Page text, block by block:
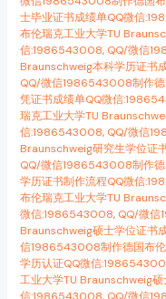
士毕业证书成绩单QQ微信
布伦瑞克工业大学TU
信:1986543008, QQ/微信
Braunschweig本科学历证书
QQ/微信1986543008制作德
凭证书成绩单QQ微信
瑞克工业大学TU
信:1986543008, QQ/微信
Braunschweig研究生学位证
QQ/微信1986543008制作德
学历证书制作流程QQ微信
布伦瑞克工业大学TU
微信:1986543008, QQ/微信
Braunschweig硕士学位证书
信1986543008制作德国布
学历认证QQ微信
工业大学TU Braunschweig